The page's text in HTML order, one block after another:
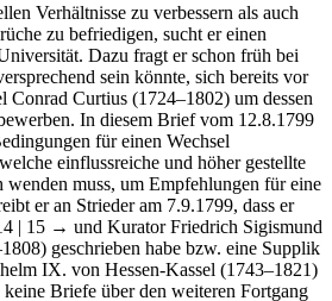
Verhältnisse zu verbessern als auch
zu befriedigen, sucht er einen
Dazu fragt er schon früh bei
sein könnte, sich bereits vor
Conrad Curtius (1724–1802) um dessen
In diesem Brief vom 12.8.1799
für einen Wechsel
einflussreiche und höher gestellte
wenden muss, um Empfehlungen für eine
er an Strieder am 7.9.1799, dass er
| 15 → und Kurator Friedrich Sigismund
geschrieben habe bzw. eine Supplik
IX. von Hessen-Kassel (1743–1821)
Briefe über den weiteren Fortgang